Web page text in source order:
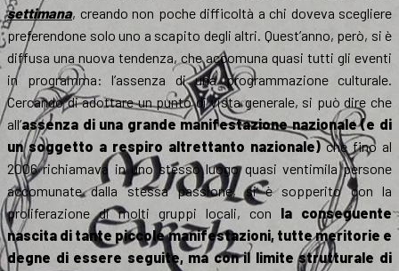
settimana, creando non poche difficoltà a chi doveva scegliere
preferendone solo uno a scapito degli altri. Quest’anno, però, si è
diffusa una nuova tendenza, che accomuna quasi tutti gli eventi
in programma: l’assenza di una programmazione culturale.
Cercando di adottare un punto di vista generale, si può dire che
all’assenza di una grande manifestazione nazionale (e di
un soggetto a respiro altrettanto nazionale)che fino al
2006 richiamava in uno stesso luogo quasi ventimila persone
accomunate dalla stessa passione, si è sopperito con la
proliferazione di molti gruppi locali, con la conseguente
nascita di tante piccole manifestazioni, tutte meritorie e
degne di essere seguite, ma con il limite strutturale di